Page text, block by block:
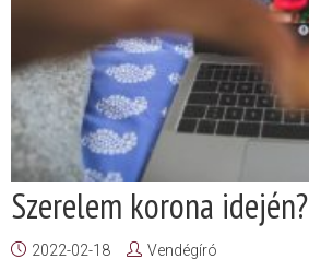
Szerelem korona idején?
2022-02-18 Vendégíró